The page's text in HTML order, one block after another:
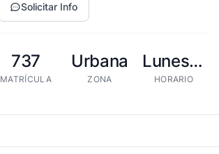
Solicitar Info
737
MATRÍCULA
Urbana
ZONA
Lunes - Viernes (8:00 AM a 4:00 PM)
HORARIO